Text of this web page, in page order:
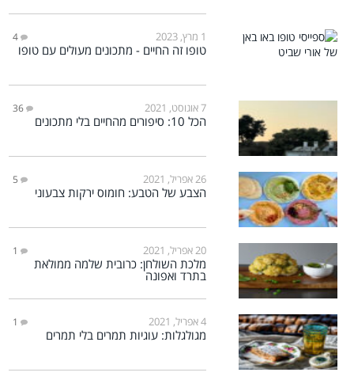
1 מרץ, 2023 4
טופו זה החיים - מתכונים מעולים עם טופו
7 אוגוסט, 2021 36
הכל 10: סיפורים מהחיים בלי מתכונים
26 אפריל, 2021 5
הצבע של הטבע: חומוס ירקות צבעוני
20 אפריל, 2021 1
מלכת השולחן: כרובית שלמה ממולאת
בתרד ואפונה
4 אפריל, 2021 1
מגולגלות: עוגיות תמרים בלי תמרים